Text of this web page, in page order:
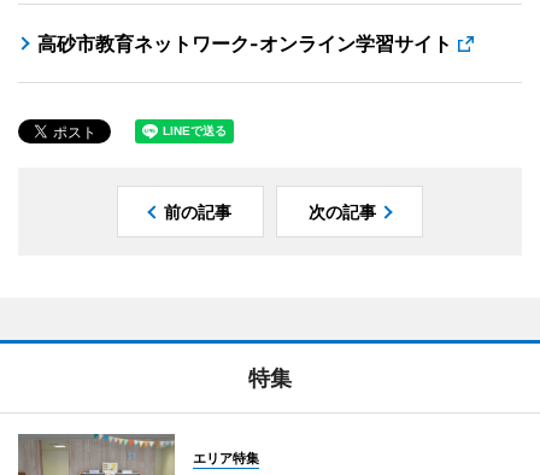
高砂市教育ネットワーク-オンライン学習サイト
前の記事 次の記事
特集
エリア特集